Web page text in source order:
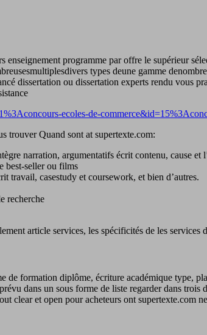
enseignement programme par offre le supérieur
types deune gamme
dissertation ou dissertation experts rendu vous
ecoles-de-
trouver Quand sont at supertexte.com:
narration, argumentatifs écrit contenu, cause et
best-seller ou films
travail, casestudy et coursework, et bien d’autres.
recherche
article services, les spécificités de les services
formation diplôme, écriture académique type,
dans un sous forme de liste regarder dans
clear et open pour acheteurs ont supertexte.com